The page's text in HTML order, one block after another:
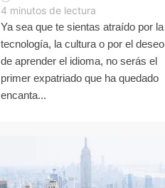
4 minutos de lectura
Ya sea que te sientas atraído por la
tecnología, la cultura o por el deseo
de aprender el idioma, no serás el
primer expatriado que ha quedado
encanta...